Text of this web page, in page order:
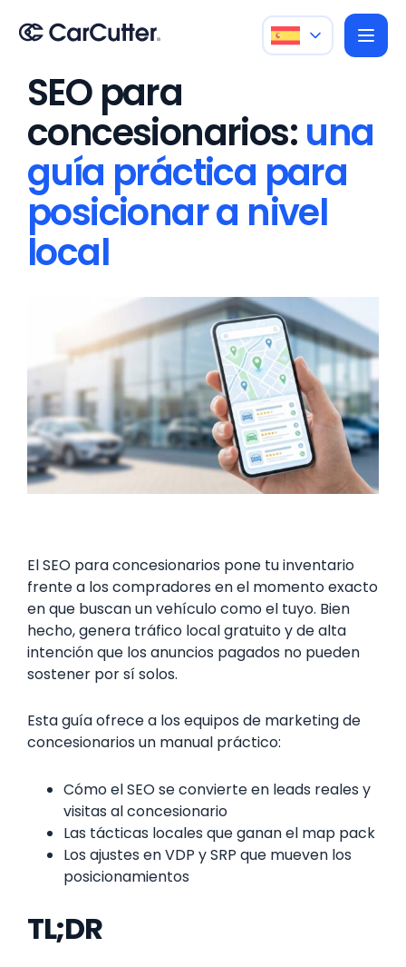
SEO para
concesionarios:una
guía práctica para
posicionar a nivel
local
El SEO para concesionarios pone tu inventario
frente a los compradores en el momento exacto
en que buscan un vehículo como el tuyo. Bien
hecho, genera tráfico local gratuito y de alta
intención que los anuncios pagados no pueden
sostener por sí solos.
Esta guía ofrece a los equipos de marketing de
concesionarios un manual práctico:
Cómo el SEO se convierte en leads reales y
visitas al concesionario
Las tácticas locales que ganan el map pack
Los ajustes en VDP y SRP que mueven los
posicionamientos
TL;DR